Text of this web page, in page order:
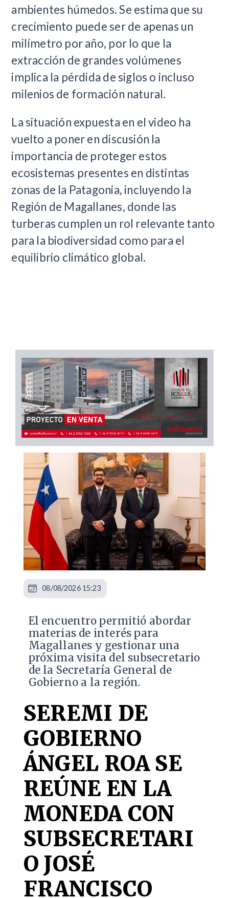
ambientes húmedos. Se estima que su
crecimiento puede ser de apenas un
milímetro por año, por lo que la
extracción de grandes volúmenes
implica la pérdida de siglos o incluso
milenios de formación natural.
La situación expuesta en el video ha
vuelto a poner en discusión la
importancia de proteger estos
ecosistemas presentes en distintas
zonas de la Patagonia, incluyendo la
Región de Magallanes, donde las
turberas cumplen un rol relevante tanto
para la biodiversidad como para el
equilibrio climático global.
El encuentro permitió abordar
materias de interés para
Magallanes y gestionar una
próxima visita del subsecretario
de la Secretaría General de
Gobierno a la región.
SEREMI DE
GOBIERNO
ÁNGEL ROA SE
REÚNE EN LA
MONEDA CON
SUBSECRETARI
O JOSÉ
FRANCISCO
08/08/2026 15:23